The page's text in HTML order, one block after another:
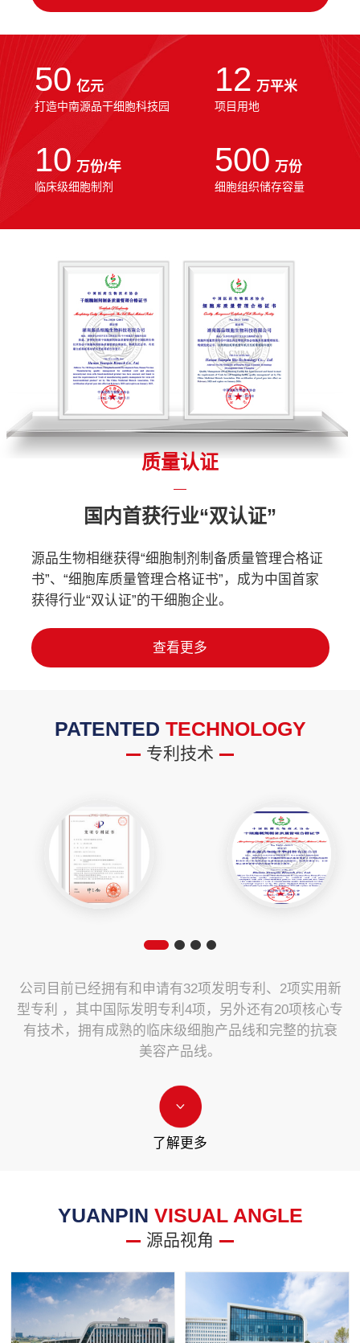
50 亿元
打造中南源品干细胞科技园
12 万平米
项目用地
10 万份/年
临床级细胞制剂
500 万份
细胞组织储存容量
质量认证
国内首获行业“双认证”
源品生物相继获得“细胞制剂制备质量管理合格证
书”、“细胞库质量管理合格证书”，成为中国首家
获得行业“双认证”的干细胞企业。
查看更多
PATENTED TECHNOLOGY
专利技术
公司目前已经拥有和申请有32项发明专利、2项实用新
型专利 ，其中国际发明专利4项，另外还有20项核心专
有技术，拥有成熟的临床级细胞产品线和完整的抗衰
美容产品线。
了解更多
YUANPIN VISUAL ANGLE
源品视角